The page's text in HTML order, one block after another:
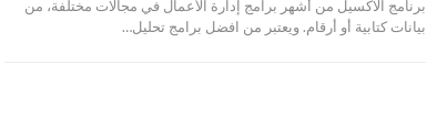
برنامج الاكسيل من أشهر برامج إدارة الأعمال في مجالات مختلفة، من
بيانات كتابية أو أرقام. ويعتبر من افضل برامج تحليل…